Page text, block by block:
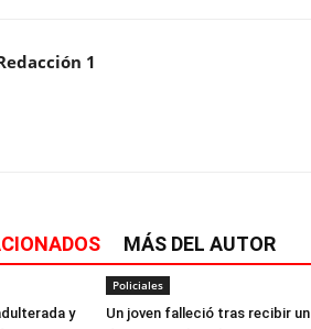
1
MÁS DEL AUTOR
y
Policiales
Un joven falleció tras recibir un